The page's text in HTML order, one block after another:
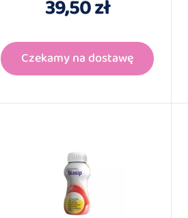
39,50 zł
Czekamy na dostawę